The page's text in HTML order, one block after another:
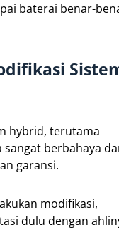
baterai benar-
hybrid, terutama
sangat berbahaya
garansi.
modifikasi,
dulu dengan